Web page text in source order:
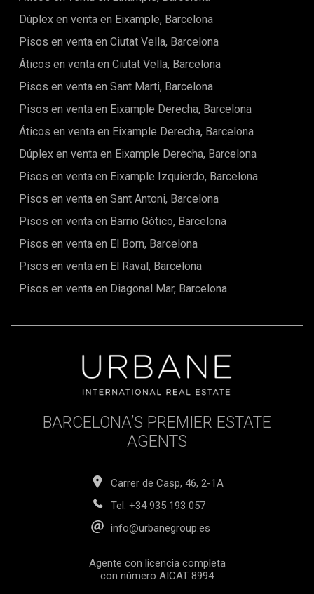
Mar, este apartamento ofrece un estilo de vida dinámico
proximidad a la playa lo convierte en una opción ideal para
aquellos que buscan un estilo de vida activo y al aire
Dúplex en venta en Eixample, Barcelona
Pisos en venta en Ciutat Vella, Barcelona
Áticos en venta en Ciutat Vella, Barcelona
Pisos en venta en Sant Marti, Barcelona
Pisos en venta en Eixample Derecha, Barcelona
Áticos en venta en Eixample Derecha, Barcelona
Dúplex en venta en Eixample Derecha, Barcelona
Pisos en venta en Eixample Izquierdo, Barcelona
Pisos en venta en Sant Antoni, Barcelona
Pisos en venta en Barrio Gótico, Barcelona
Pisos en venta en El Born, Barcelona
Pisos en venta en El Raval, Barcelona
Pisos en venta en Diagonal Mar, Barcelona
BARCELONA’S PREMIER ESTATE
AGENTS
Carrer de Casp, 46, 2-1A
Tel. +34 935 193 057
info@urbanegroup.es
Agente con licencia completa
con número AICAT 8994